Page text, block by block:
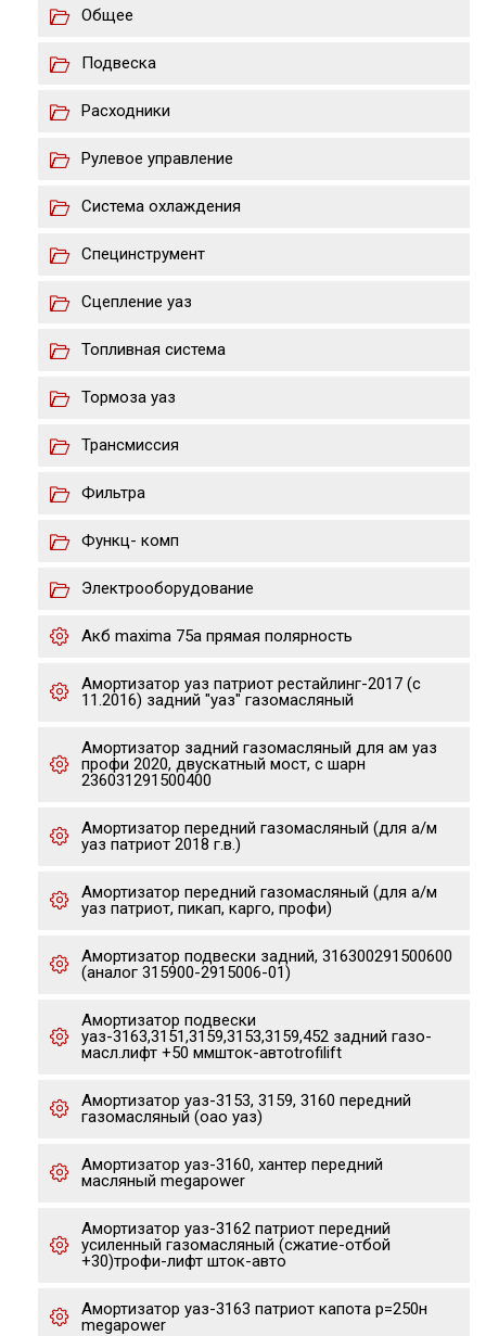
Общее
Подвеска
Расходники
Рулевое управление
Система охлаждения
Специнструмент
Сцепление уаз
Топливная система
Тормоза уаз
Трансмиссия
Фильтра
Функц- комп
Электрооборудование
Акб maxima 75a прямая полярность
Амортизатор уаз патриот рестайлинг-2017 (с
11.2016) задний "уаз" газомасляный
Амортизатор задний газомасляный для ам уаз
профи 2020, двускатный мост, с шарн
236031291500400
Амортизатор передний газомасляный (для а/м
уаз патриот 2018 г.в.)
Амортизатор передний газомасляный (для а/м
уаз патриот, пикап, карго, профи)
Амортизатор подвески задний, 316300291500600
(аналог 315900-2915006-01)
Амортизатор подвески
уаз-3163,3151,3159,3153,3159,452 задний газо-
масл.лифт +50 ммшток-автоtrofilift
Амортизатор уаз-3153, 3159, 3160 передний
газомасляный (оао уаз)
Амортизатор уаз-3160, хантер передний
масляный megapower
Амортизатор уаз-3162 патриот передний
усиленный газомасляный (сжатие-отбой
+30)трофи-лифт шток-авто
Амортизатор уаз-3163 патриот капота р=250н
megapower